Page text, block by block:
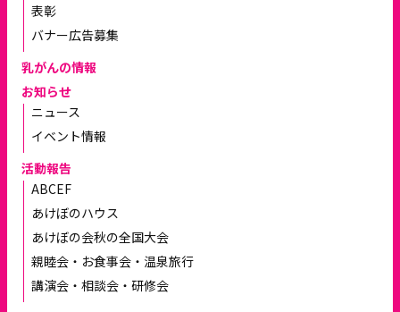
表彰
バナー広告募集
乳がんの情報
お知らせ
ニュース
イベント情報
活動報告
ABCEF
あけぼのハウス
あけぼの会秋の全国大会
親睦会・お食事会・温泉旅行
講演会・相談会・研修会